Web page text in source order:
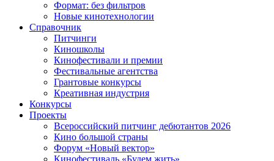
Формат: без фильтров
Новые кинотехнологии
Справочник
Питчинги
Киношколы
Кинофестивали и премии
Фестивальные агентства
Грантовые конкурсы
Креативная индустрия
Конкурсы
Проекты
Всероссийский питчинг дебютантов 2026
Кино большой страны
Форум «Новый вектор»
Кинофестиваль «Будем жить»